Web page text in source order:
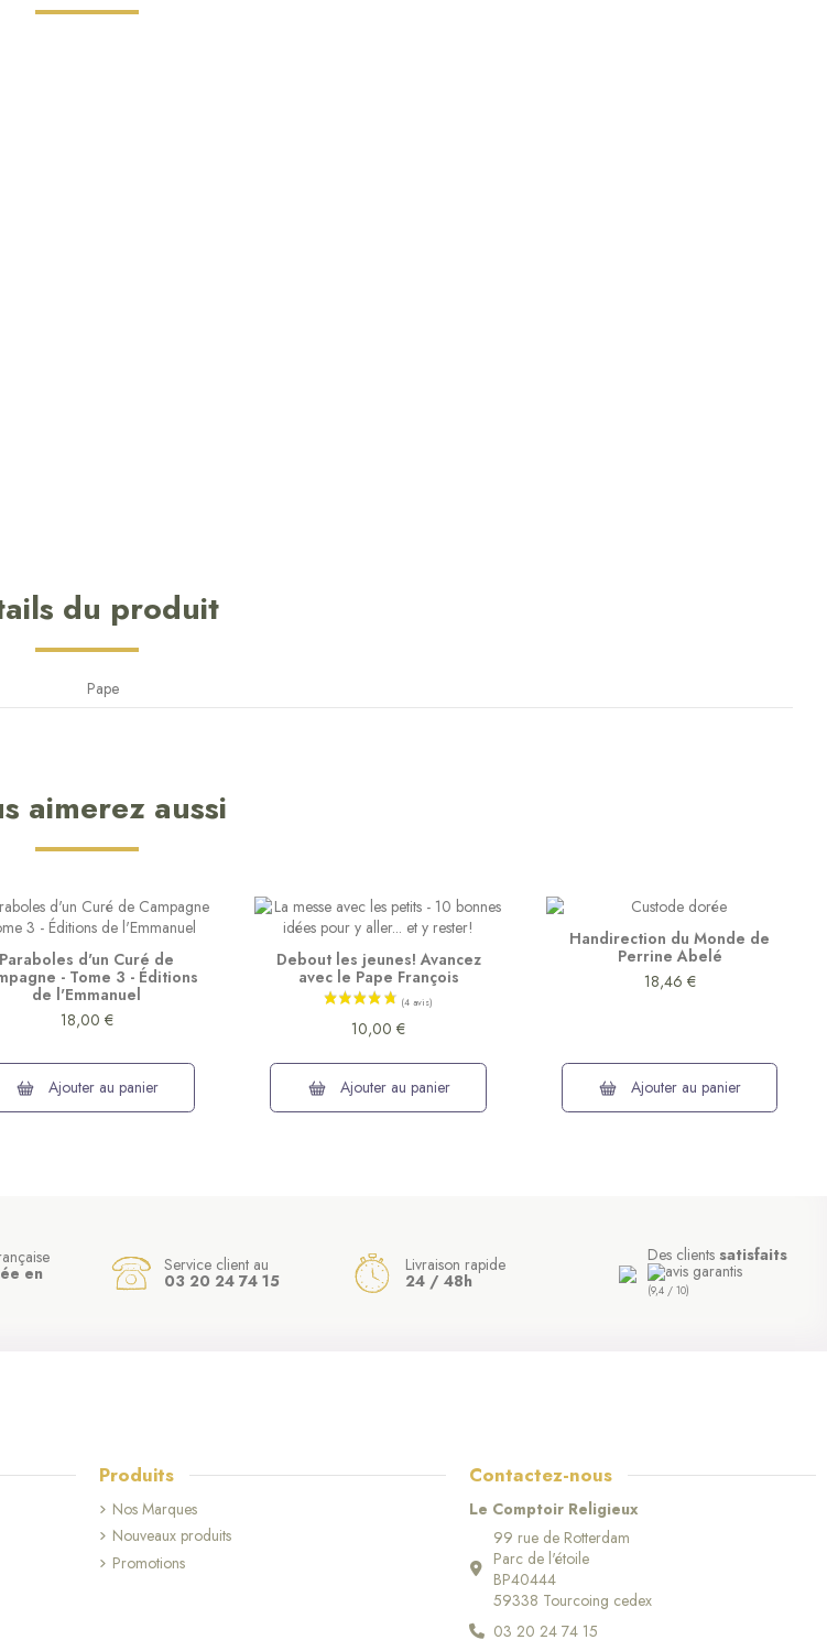
du produit
Pape
aimerez aussi
Paraboles d'un Curé de
- Tome 3 - Éditions
de l'Emmanuel
18,00 €
Ajouter au panier
Debout les jeunes! Avancez
avec le Pape François
10,00 €
Ajouter au panier
Handirection du Monde de
Perrine Abelé
18,46 €
Ajouter au panier
en Service client au
03 20 24 74 15
Livraison rapide
24 / 48h
Des clients satisfaits
(9,4 / 10)
Produits
Nos Marques
Nouveaux produits
Promotions
Contactez-nous
Le Comptoir Religieux
99 rue de Rotterdam
Parc de l'étoile
BP40444
59338 Tourcoing cedex
03 20 24 74 15